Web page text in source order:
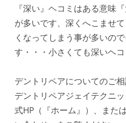
『深い』ヘコミはある意味
が多いです、深くへこませ
くなってしまう事が多いの
す・・・小さくても深いヘ
デントリペアについてのご
デントリペアジェイテクニ
式HP（『ホーム』）、また